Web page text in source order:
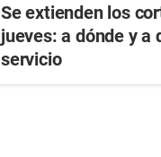
Se extienden los
jueves: a dónde y a
servicio